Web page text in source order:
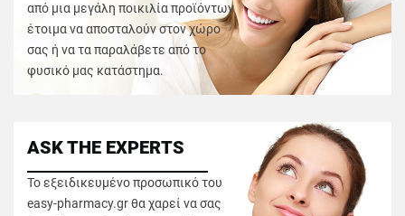
από μια μεγάλη ποικιλία προϊόντων
έτοιμα να αποσταλούν στον χώρο
σας ή να τα παραλάβετε από το
φυσικό μας κατάστημα.
ASK THE EXPERTS
Το εξειδικευμένο προσωπικό του
easy-pharmacy.gr θα χαρεί να σας